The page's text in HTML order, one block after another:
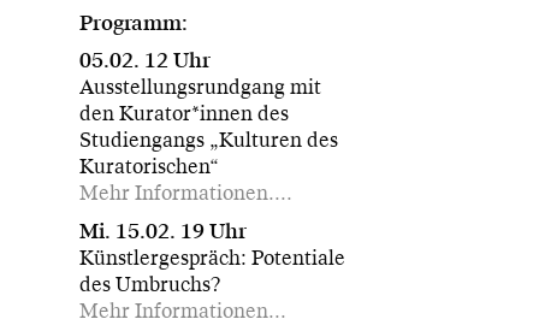
Programm:
05.02. 12 Uhr
Ausstellungsrundgang mit
den Kurator*innen des
Studiengangs „Kulturen des
Kuratorischen“
Mehr Informationen....
Mi. 15.02. 19 Uhr
Künstlergespräch: Potentiale
des Umbruchs?
Mehr Informationen...